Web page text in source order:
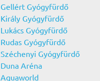
Gellért Gyógyfürdő
Király Gyógyfürdő
Lukács Gyógyfürdő
Rudas Gyógyfürdő
Széchenyi Gyógyfürdő
Duna Aréna
Aquaworld